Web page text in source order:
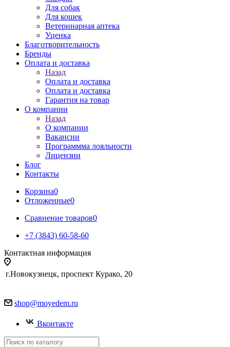
Для собак
Для кошек
Ветеринарная аптека
Уценка
Благотворительность
Бренды
Оплата и доставка
Назад
Оплата и доставка
Оплата и доставка
Гарантия на товар
О компании
Назад
О компании
Вакансии
Программма лояльности
Лицензии
Блог
Контакты
Корзина0
Отложенные0
Сравнение товаров0
+7 (3843) 60-58-60
Контактная информация
г.Новокузнецк, проспект Курако, 20
shop@moyedem.ru
Вконтакте